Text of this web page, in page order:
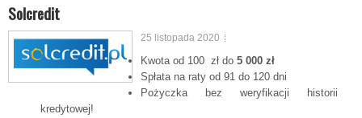
Solcredit
25 listopada 2020
Kwota od 100 zł do 5 000 zł
Spłata na raty od 91 do 120 dni
Pożyczka bez weryfikacji historii
kredytowej!